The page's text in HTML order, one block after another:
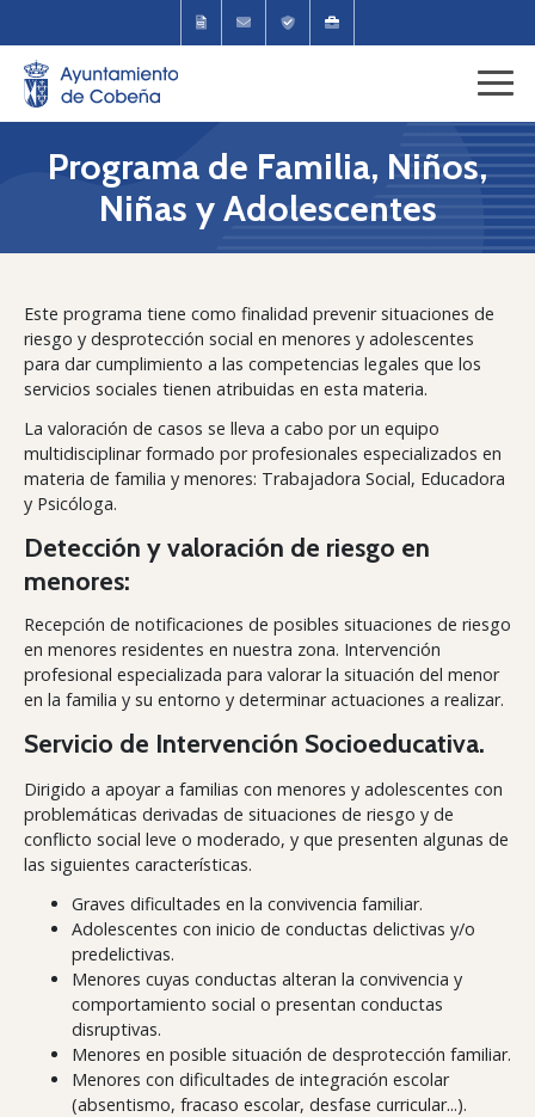
Programa de Familia, Niños,
Niñas y Adolescentes
Este programa tiene como finalidad prevenir situaciones de
riesgo y desprotección social en menores y adolescentes
para dar cumplimiento a las competencias legales que los
servicios sociales tienen atribuidas en esta materia.
La valoración de casos se lleva a cabo por un equipo
multidisciplinar formado por profesionales especializados en
materia de familia y menores: Trabajadora Social, Educadora
y Psicóloga.
Detección y valoración de riesgo en
menores:
Recepción de notificaciones de posibles situaciones de riesgo
en menores residentes en nuestra zona. Intervención
profesional especializada para valorar la situación del menor
en la familia y su entorno y determinar actuaciones a realizar.
Servicio de Intervención Socioeducativa.
Dirigido a apoyar a familias con menores y adolescentes con
problemáticas derivadas de situaciones de riesgo y de
conflicto social leve o moderado, y que presenten algunas de
las siguientes características.
Graves dificultades en la convivencia familiar.
Adolescentes con inicio de conductas delictivas y/o
predelictivas.
Menores cuyas conductas alteran la convivencia y
comportamiento social o presentan conductas
disruptivas.
Menores en posible situación de desprotección familiar.
Menores con dificultades de integración escolar
(absentismo, fracaso escolar, desfase curricular...).